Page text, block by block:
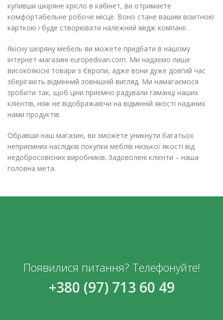
купивши шкіряне крісло в кабінет, ви отримаєте
комфортабельне робоче місце. Воно стане вашим візитною
карткою і буде створювати належний імідж компанії.
Якісну шкіряну мебель ви можете придбати в нашому
інтернет-магазині europedivan.com. Ми надаємо лише
високоякісні товари з Європи, адже вони дуже довгий час
зберігають відмінний зовнішній вигляд. Ми намагаємося
зробити так, щоб ціни приємно радували гаманці наших
клієнтів, ніяк не відображаючи на відмінній якості наданих
нами продуктів.
Обравши наш магазин, ви зможете уникнути багатьох
неприємних наслідків покупки меблів низької якості від
недобросовісних виробників. Задоволені клієнти – наша
головна мета.
Появилися питання? Телефонуйте!
+380 (97) 713 60 49